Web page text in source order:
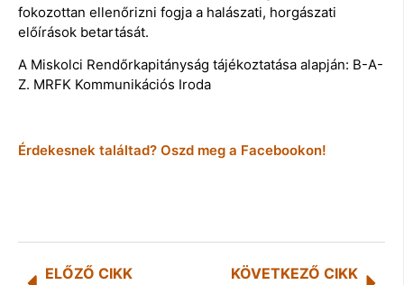
fokozottan ellenőrizni fogja a halászati, horgászati
előírások betartását.
A Miskolci Rendőrkapitányság tájékoztatása alapján: B-A-
Z. MRFK Kommunikációs Iroda
Érdekesnek találtad? Oszd meg a Facebookon!
ELŐZŐ CIKK KÖVETKEZŐ CIKK